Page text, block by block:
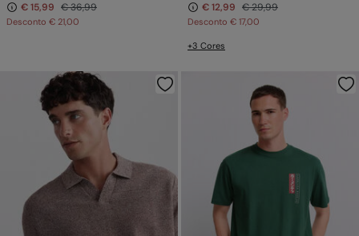
€ 15,99 € 36,99
Desconto € 21,00
€ 12,99 € 29,99
Desconto € 17,00
+3 Cores